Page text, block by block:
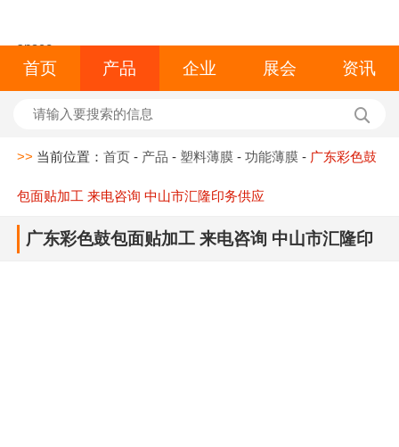
space
首页 产品 企业 展会 资讯
>> 当前位置：首页 - 产品 - 塑料薄膜 -功能薄膜 - 广东彩色鼓
包面贴加工 来电咨询 中山市汇隆印务供应
广东彩色鼓包面贴加工 来电咨询 中山市汇隆印